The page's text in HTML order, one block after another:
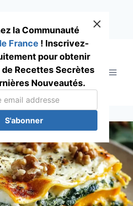
la Communauté
France ! Inscrivez-
pour obtenir
de Recettes Secrètes
Nouveautés.
S'abonner